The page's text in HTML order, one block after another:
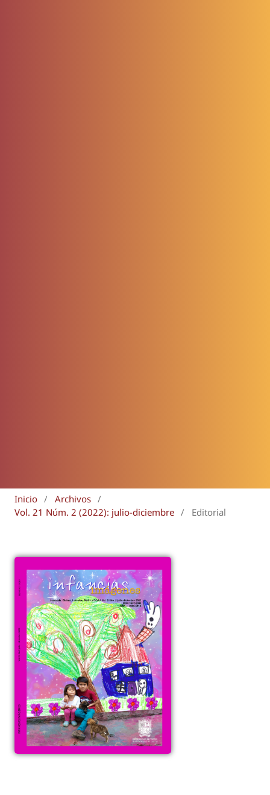
Inicio / Archivos /
Vol. 21 Núm. 2 (2022): julio-diciembre / Editorial